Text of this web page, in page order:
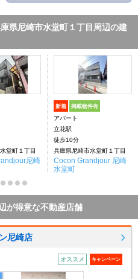
県尼崎市水堂町１丁目周辺の建
堂町１丁目
尼崎
新着 掲載物件有
アパート
立花駅
徒歩10分
兵庫県尼崎市水堂町１丁目
Cocon Grandjour 尼崎
水堂町
が得意な不動産店舗
尼崎店
オススメ キャンペーン